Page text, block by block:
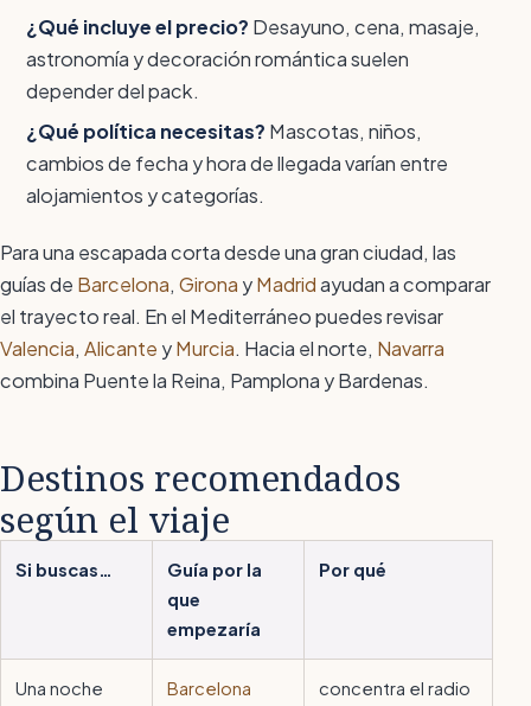
¿Qué incluye el precio? Desayuno, cena, masaje,
astronomía y decoración romántica suelen
depender del pack.
¿Qué política necesitas? Mascotas, niños,
cambios de fecha y hora de llegada varían entre
alojamientos y categorías.
Para una escapada corta desde una gran ciudad, las
guías de Barcelona, Girona yMadridayudan a comparar
el trayecto real. En el Mediterráneo puedes revisar
Valencia, Alicante yMurcia. Hacia el norte, Navarra
combina Puente la Reina, Pamplona y Bardenas.
Destinos recomendados
según el viaje
Si buscas…
Guía por la
que
empezaría
Por qué
Una noche
Barcelona
concentra el radio